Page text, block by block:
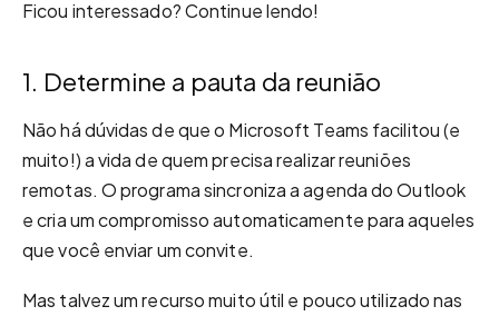
Ficou interessado? Continue lendo!
1. Determine a pauta da reunião
Não há dúvidas de que o Microsoft Teams facilitou (e
muito!) a vida de quem precisa realizar reuniões
remotas. O programa sincroniza a agenda do Outlook
e cria um compromisso automaticamente para aqueles
que você enviar um convite.
Mas talvez um recurso muito útil e pouco utilizado nas